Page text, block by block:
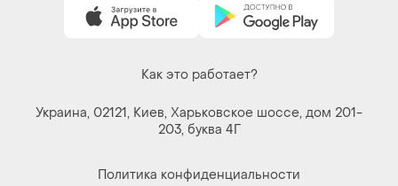
Как это работает?
Украина, 02121, Киев, Харьковское шоссе, дом 201-
203, буква 4Г
Политика конфиденциальности